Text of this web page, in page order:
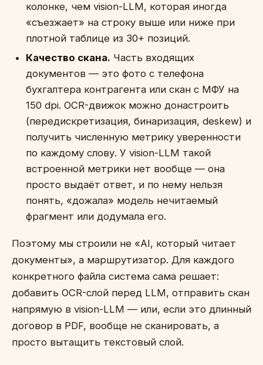
колонке, чем vision-LLM, которая иногда
«съезжает» на строку выше или ниже при
плотной таблице из 30+ позиций.
Качество скана. Часть входящих
документов — это фото с телефона
бухгалтера контрагента или скан с МФУ на
150 dpi. OCR-движок можно донастроить
(передискретизация, бинаризация, deskew) и
получить численную метрику уверенности
по каждому слову. У vision-LLM такой
встроенной метрики нет вообще — она
просто выдаёт ответ, и по нему нельзя
понять, «дожала» модель нечитаемый
фрагмент или додумала его.
Поэтому мы строили не «AI, который читает
документы», а маршрутизатор. Для каждого
конкретного файла система сама решает:
добавить OCR-слой перед LLM, отправить скан
напрямую в vision-LLM — или, если это длинный
договор в PDF, вообще не сканировать, а
просто вытащить текстовый слой.